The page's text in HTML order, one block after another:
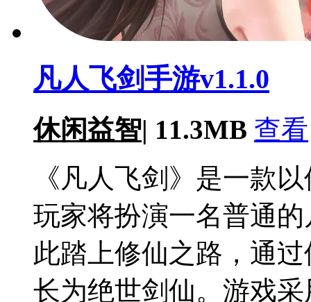
凡人飞剑手游v1.1.0
休闲益智| 11.3MB 查看
《凡人飞剑》是一款
玩家将扮演一名普通
此踏上修仙之路，通
长为绝世剑仙。游戏